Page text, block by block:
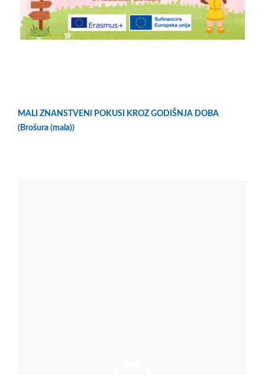
MALI ZNANSTVENI POKUSI KROZ GODIŠNJA DOBA
(Brošura (mala))